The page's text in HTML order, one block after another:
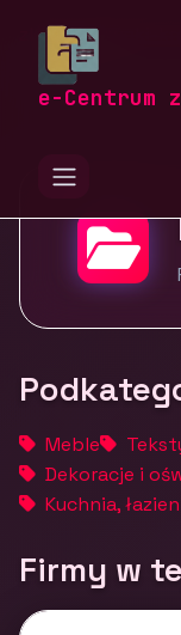
e-Centrum
zlewozmywaki-
Meble
Meble
Dekoracje i
Kuchnia,
Firmy w